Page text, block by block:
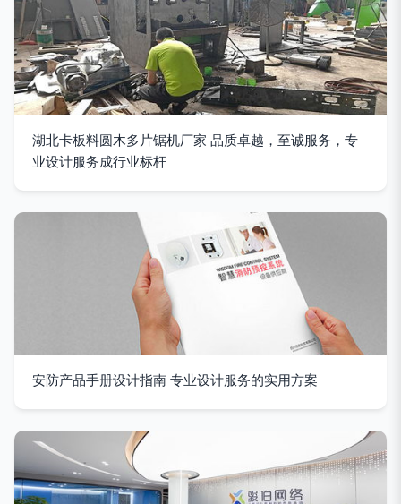
湖北卡板料圆木多片锯机厂家 品质卓越，至诚服务，专
业设计服务成行业标杆
安防产品手册设计指南 专业设计服务的实用方案